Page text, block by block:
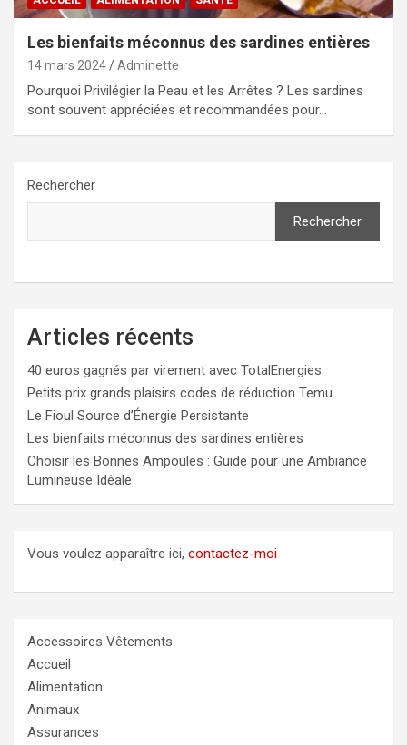
Les bienfaits méconnus des sardines entières
14 mars 2024 Adminette
Pourquoi Privilégier la Peau et les Arrêtes ? Les sardines
sont souvent appréciées et recommandées pour…
Rechercher
Rechercher
Articles récents
40 euros gagnés par virement avec TotalEnergies
Petits prix grands plaisirs codes de réduction Temu
Le Fioul Source d’Énergie Persistante
Les bienfaits méconnus des sardines entières
Choisir les Bonnes Ampoules : Guide pour une Ambiance
Lumineuse Idéale
Vous voulez apparaître ici, contactez-moi
Accessoires Vêtements
Accueil
Alimentation
Animaux
Assurances